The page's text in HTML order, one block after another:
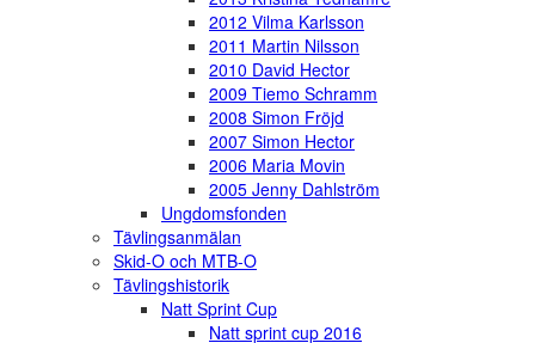
2012 Vilma Karlsson
2011 Martin Nilsson
2010 David Hector
2009 Tiemo Schramm
2008 Simon Fröjd
2007 Simon Hector
2006 Maria Movin
2005 Jenny Dahlström
Ungdomsfonden
Tävlingsanmälan
Skid-O och MTB-O
Tävlingshistorik
Natt Sprint Cup
Natt sprint cup 2016